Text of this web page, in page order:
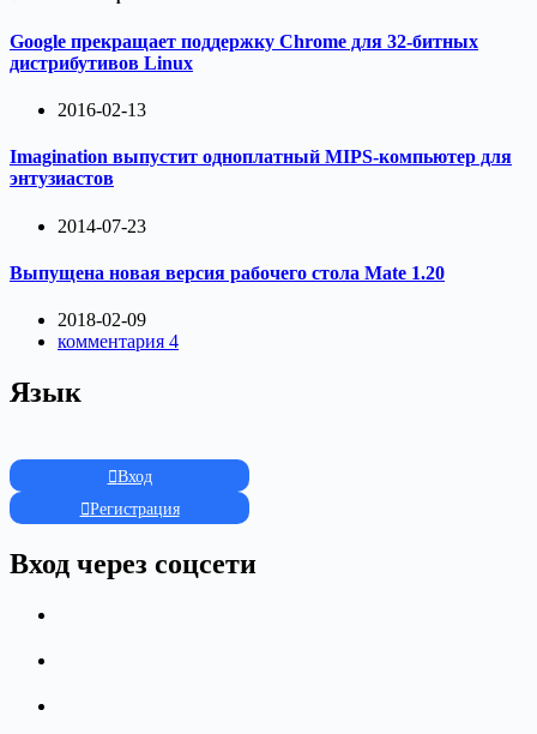
Google прекращает поддержку Chrome для 32-битных
дистрибутивов Linux
2016-02-13
Imagination выпустит одноплатный MIPS-компьютер для
энтузиастов
2014-07-23
Выпущена новая версия рабочего стола Mate 1.20
2018-02-09
комментария 4
Язык
Вход
Регистрация
Вход через соцсети